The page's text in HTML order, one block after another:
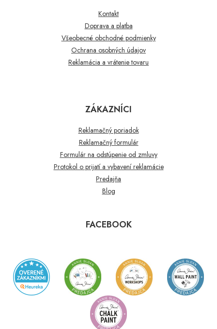
Kontakt
Doprava a platba
Všeobecné obchodné podmienky
Ochrana osobných údajov
Reklamácia a vrátenie tovaru
ZÁKAZNÍCI
Reklamačný poriadok
Reklamačný formulár
Formulár na odstúpenie od zmluvy
Protokol o prijatí a vybavení reklamácie
Predajňa
Blog
FACEBOOK